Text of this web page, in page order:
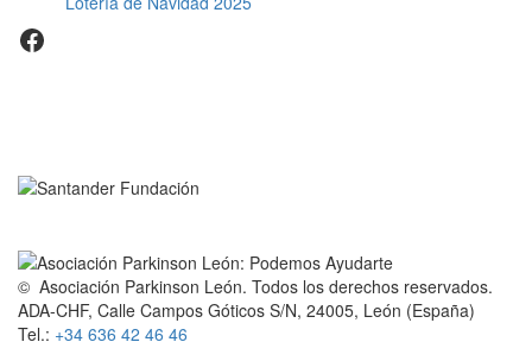
Facebook
© Asociación Parkinson León. Todos los derechos reservados.
ADA-CHF, Calle Campos Góticos S/N, 24005, León (España)
Tel.: +34 636 42 46 46